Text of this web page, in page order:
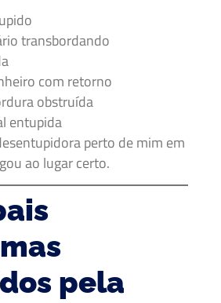
transbordando
com retorno
obstruída
entupida
perto de mim em
ao lugar certo.
pela